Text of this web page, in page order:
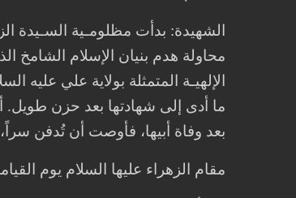
الشهيدة: بدأت مظلومـية السـيدة
محاولة هدم بنيان الإسلام الشامخ
الإلهيـة المتمثلة بولاية علي
ما أدى إلى شهادتها بعد حزن
بعد وفاة أبيها، فأوصت أن تُدفن
مقام الزهراء عليها السلام يوم